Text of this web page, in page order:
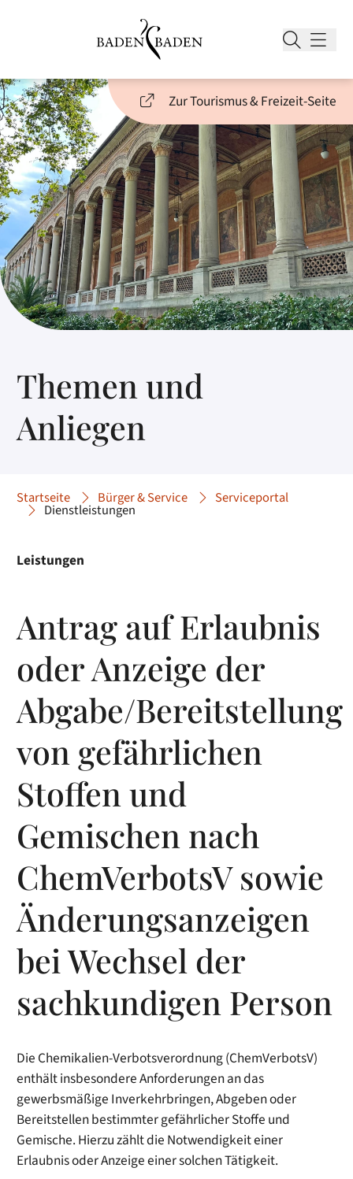
Zur Tourismus & Freizeit-Seite
Themen und
Anliegen
Startseite Bürger & Service Serviceportal
Dienstleistungen
Leistungen
Antrag auf Erlaubnis
oder Anzeige der
Abgabe/Bereitstellung
von gefährlichen
Stoffen und
Gemischen nach
ChemVerbotsV sowie
Änderungsanzeigen
bei Wechsel der
sachkundigen Person
Die Chemikalien-Verbotsverordnung (ChemVerbotsV)
enthält insbesondere Anforderungen an das
gewerbsmäßige Inverkehrbringen, Abgeben oder
Bereitstellen bestimmter gefährlicher Stoffe und
Gemische. Hierzu zählt die Notwendigkeit einer
Erlaubnis oder Anzeige einer solchen Tätigkeit.